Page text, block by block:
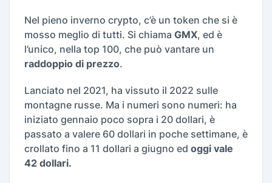
Nel pieno inverno crypto, c’è un token che si è
mosso meglio di tutti. Si chiama GMX, ed è
l’unico, nella top 100, che può vantare un
raddoppio di prezzo.
Lanciato nel 2021, ha vissuto il 2022 sulle
montagne russe. Ma i numeri sono numeri: ha
iniziato gennaio poco sopra i 20 dollari, è
passato a valere 60 dollari in poche settimane, è
crollato fino a 11 dollari a giugno ed oggi vale
42 dollari.